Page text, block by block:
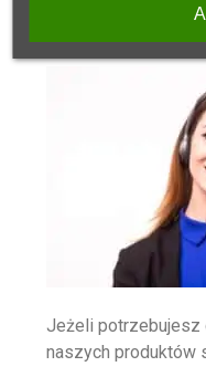
Jeżeli potrzebujesz
naszych produktów